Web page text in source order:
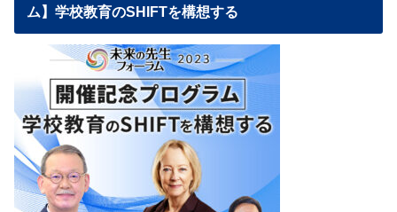
ム】学校教育のSHIFTを構想する